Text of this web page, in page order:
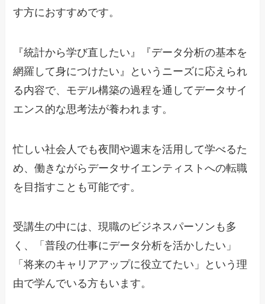
す方におすすめです。
『統計から学び直したい』『データ分析の基本を
網羅して身につけたい』というニーズに応えられ
る内容で、モデル構築の過程を通してデータサイ
エンス的な思考法が養われます。
忙しい社会人でも夜間や週末を活用して学べるた
め、働きながらデータサイエンティストへの転職
を目指すことも可能です。
受講生の中には、現職のビジネスパーソンも多
く、「普段の仕事にデータ分析を活かしたい」
「将来のキャリアアップに役立てたい」という理
由で学んでいる方もいます。